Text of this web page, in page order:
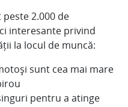
peste 2.000 de
interesante privind
la locul de muncă:
sunt cea mai mare
pentru a atinge